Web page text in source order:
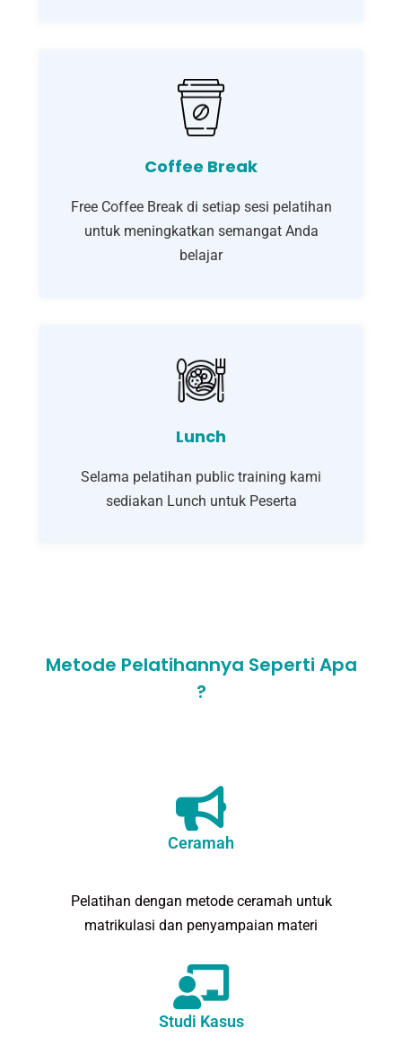
Coffee Break
Free Coffee Break di setiap sesi pelatihan
untuk meningkatkan semangat Anda
belajar
Lunch
Selama pelatihan public training kami
sediakan Lunch untuk Peserta
Metode Pelatihannya Seperti Apa
?
Ceramah
Pelatihan dengan metode ceramah untuk
matrikulasi dan penyampaian materi
Studi Kasus